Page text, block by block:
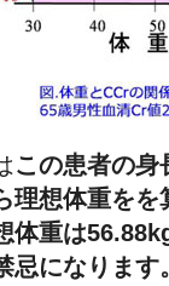
この患者の身
理想体重を
体重は
忌になりま